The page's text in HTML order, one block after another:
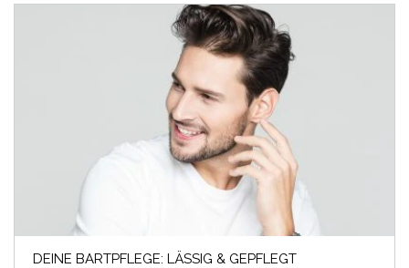
DEINE BARTPFLEGE: LÄSSIG & GEPFLEGT